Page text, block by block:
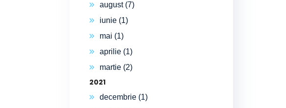
august (7)
iunie (1)
mai (1)
aprilie (1)
martie (2)
2021
decembrie (1)